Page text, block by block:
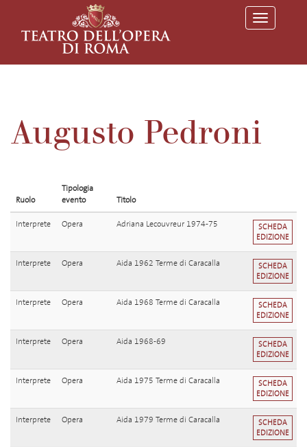
T
o
l
a
Augusto Pedroni
Ruolo
Tipologia
evento
Titolo
Interprete Opera Adriana Lecouvreur 1974-75
SCHEDA
EDIZIONE
Interprete Opera Aida 1962 Terme di Caracalla
SCHEDA
EDIZIONE
Interprete Opera Aida 1968 Terme di Caracalla
SCHEDA
EDIZIONE
Interprete Opera Aida 1968-69
SCHEDA
EDIZIONE
Interprete Opera Aida 1975 Terme di Caracalla
SCHEDA
EDIZIONE
Interprete Opera Aida 1979 Terme di Caracalla
SCHEDA
EDIZIONE